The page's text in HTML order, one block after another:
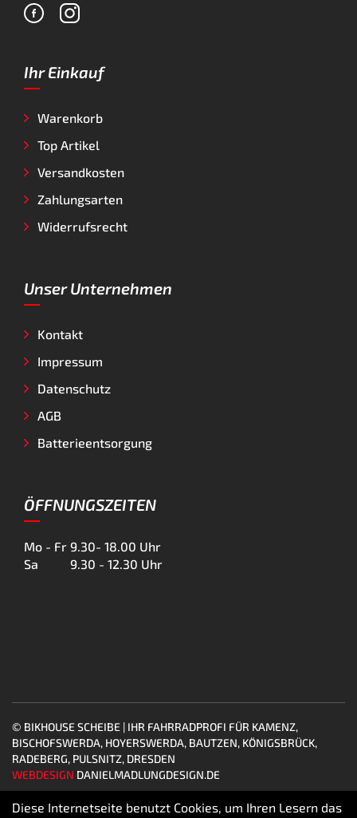
Ihr Einkauf
Warenkorb
Top Artikel
Versandkosten
Zahlungsarten
Widerrufsrecht
Unser Unternehmen
Kontakt
Impressum
Datenschutz
AGB
Batterieentsorgung
ÖFFNUNGSZEITEN
Mo - Fr 9.30- 18.00 Uhr
Sa
9.30 - 12.30 Uhr
© BIKHOUSE SCHEIBE | IHR FAHRRADPROFI FÜR KAMENZ,
BISCHOFSWERDA, HOYERSWERDA, BAUTZEN, KÖNIGSBRÜCK,
RADEBERG, PULSNITZ, DRESDEN
WEBDESIGN DANIELMADLUNGDESIGN.DE
Diese Internetseite benutzt Cookies, um Ihren Lesern das